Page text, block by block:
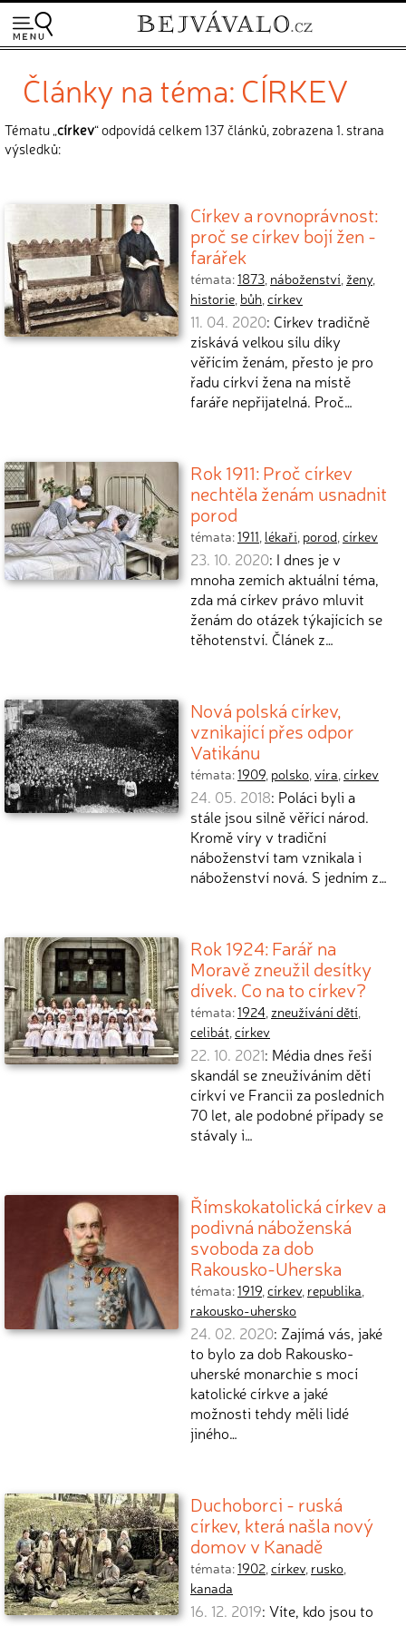
Články na téma: CÍRKEV
Tématu „církev“ odpovídá celkem 137 článků, zobrazena 1. strana
výsledků:
Církev a rovnoprávnost:
proč se církev bojí žen -
farářek
témata:1873, náboženství, ženy,
historie, bůh,církev
11. 04. 2020: Církev tradičně
získává velkou sílu díky
věřícím ženám, přesto je pro
řadu církví žena na místě
faráře nepřijatelná. Proč…
Rok 1911: Proč církev
nechtěla ženám usnadnit
porod
témata:1911, lékaři, porod,církev
23. 10. 2020: I dnes je v
mnoha zemích aktuální téma,
zda má církev právo mluvit
ženám do otázek týkajících se
těhotenství. Článek z…
Nová polská církev,
vznikající přes odpor
Vatikánu
témata:1909, polsko,víra,církev
24. 05. 2018: Poláci byli a
stále jsou silně věřící národ.
Kromě víry v tradiční
náboženství tam vznikala i
náboženství nová. S jedním z…
Rok 1924: Farář na
Moravě zneužil desítky
dívek. Co na to církev?
témata:1924, zneužívání dětí,
celibát,církev
22. 10. 2021: Média dnes řeší
skandál se zneužíváním dětí
církví ve Francii za posledních
70 let, ale podobné případy se
stávaly i…
Římskokatolická církev a
podivná náboženská
svoboda za dob
Rakousko-Uherska
témata:1919,církev, republika,
rakousko-uhersko
24. 02. 2020: Zajímá vás, jaké
to bylo za dob Rakousko-
uherské monarchie s mocí
katolické církve a jaké
možnosti tehdy měli lidé
jiného…
Duchoborci - ruská
církev, která našla nový
domov v Kanadě
témata:1902,církev, rusko,
kanada
16. 12. 2019: Víte, kdo jsou to